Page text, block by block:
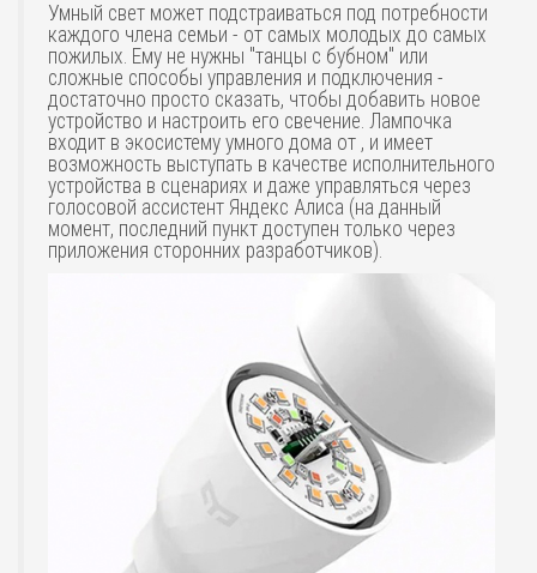
Умный свет может подстраиваться под потребности
каждого члена семьи - от самых молодых до самых
пожилых. Ему не нужны "танцы с бубном" или
сложные способы управления и подключения -
достаточно просто сказать, чтобы добавить новое
устройство и настроить его свечение. Лампочка
входит в экосистему умного дома от , и имеет
возможность выступать в качестве исполнительного
устройства в сценариях и даже управляться через
голосовой ассистент Яндекс Aлиса (на данный
момент, последний пункт доступен только через
приложения сторонних разработчиков).